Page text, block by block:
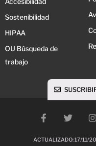
Sostenibilidad
HIPAA
OU Búsqueda de
trabajo
ACTUALIZADO: 17/11/